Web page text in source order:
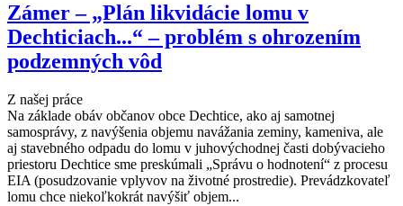
Zámer – „Plán likvidácie lomu v
Dechticiach...“ – problém s ohrozením
podzemných vôd
Z našej práce
Na základe obáv občanov obce Dechtice, ako aj samotnej
samosprávy, z navýšenia objemu navážania zeminy, kameniva, ale
aj stavebného odpadu do lomu v juhovýchodnej časti dobývacieho
priestoru Dechtice sme preskúmali „Správu o hodnotení“ z procesu
EIA (posudzovanie vplyvov na životné prostredie). Prevádzkovateľ
lomu chce niekoľkokrát navýšiť objem...